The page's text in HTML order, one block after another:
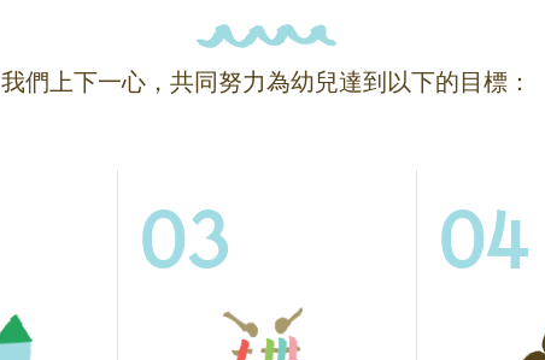
我們上下一心，共同努力為幼兒達到以下的目標：
03 04